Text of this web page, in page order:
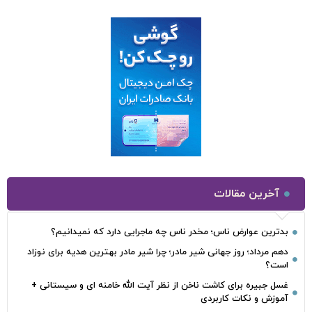
آخرین مقالات
بدترین عوارض ناس؛ مخدر ناس چه ماجرایی دارد که نمیدانیم؟
دهم مرداد؛ روز جهانی شیر مادر؛ چرا شیر مادر بهترین هدیه برای نوزاد
است؟
غسل جبیره برای کاشت ناخن از نظر آیت الله خامنه ای و سیستانی +
آموزش و نکات کاربردی